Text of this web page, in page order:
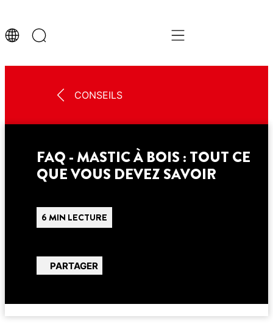
CONSEILS
FAQ - MASTIC À BOIS : TOUT CE
QUE VOUS DEVEZ SAVOIR
6 MIN LECTURE
PARTAGER